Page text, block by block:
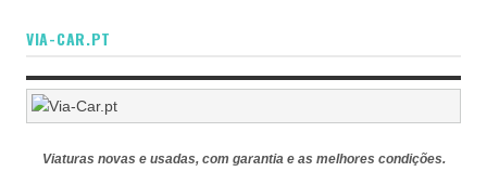
VIA-CAR.PT
Viaturas novas e usadas, com garantia e as melhores condições.